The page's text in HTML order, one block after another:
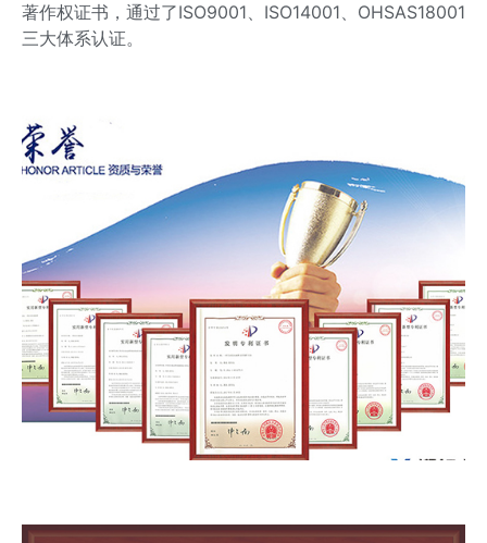
著作权证书，通过了ISO9001、ISO14001、OHSAS18001
三大体系认证。